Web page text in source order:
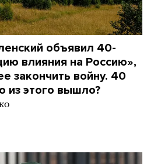
объявил 40-
влияния на Россию»,
закончить войну. 40
из этого вышло?